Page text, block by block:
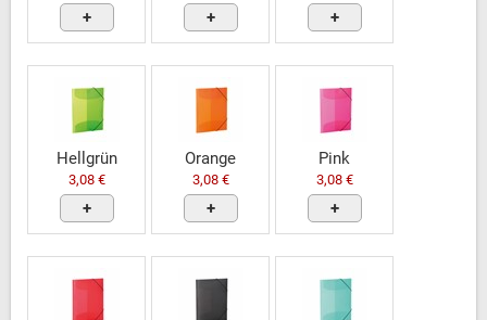
+ + +
Hellgrün
3,08 €
+
Orange
3,08 €
+
Pink
3,08 €
+